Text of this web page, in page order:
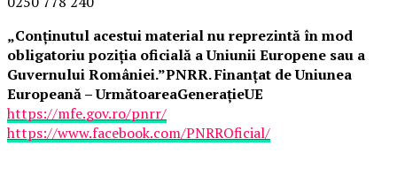
„Conținutul acestui material nu reprezintă în mod
obligatoriu poziția oficială a Uniunii Europene sau a
Guvernului României.”PNRR. Finanțat de Uniunea
Europeană – UrmătoareaGenerațieUE
https://mfe.gov.ro/pnrr/
https://www.facebook.com/PNRROficial/